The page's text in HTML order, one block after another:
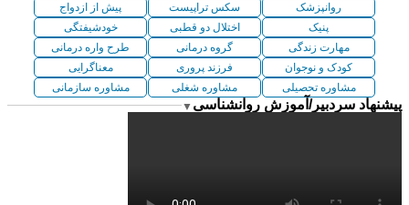
روانپزشک سکس تراپیست
پیش از ازدواج
پنیک
اختلال دو قطبی
خودشیفتگی
مهارت زندگی
گروه درمانی
طرح واره درمانی
کودک و نوجوان
فرزند پروری
معناگرایی
مشاوره تحصیلی
مشاوره شغلی مشاوره سازمانی
پیشنهاد سردبیر/آموزش روانشناسی ▼